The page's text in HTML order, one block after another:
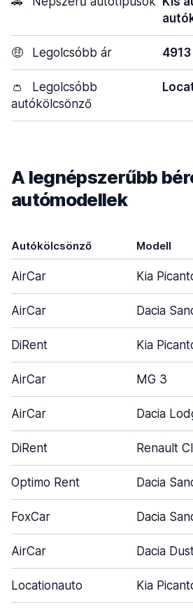
🤑 Legolcsóbb ár
👛
Legolcsóbb
autókölcsönző
A legnépszerűbb
autómodellek
Autókölcsönző Modell
AirCar Kia
AirCar Dacia
DiRent Kia
AirCar MG 3
AirCar Dacia
DiRent Renault
Optimo Rent Dacia
FoxCar Dacia
AirCar Dacia
Locationauto Kia